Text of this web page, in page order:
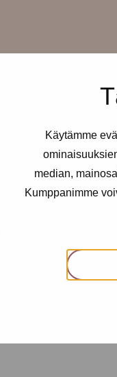
Käytämme
median,
Kumppanimme
from 3 pm to 7 pm.
we offer
health and
10 E 55A, 3rd floor.
let you in.